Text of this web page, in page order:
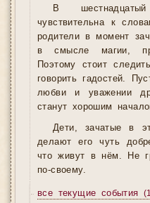
В
чувствительна к
родители в момент
в смысле магии,
Поэтому стоит
говорить гадостей.
любви и уважении
станут хорошим
Дети, зачатые в
делают его чуть
что живут в нём. Не
по-своему.
все текущие события